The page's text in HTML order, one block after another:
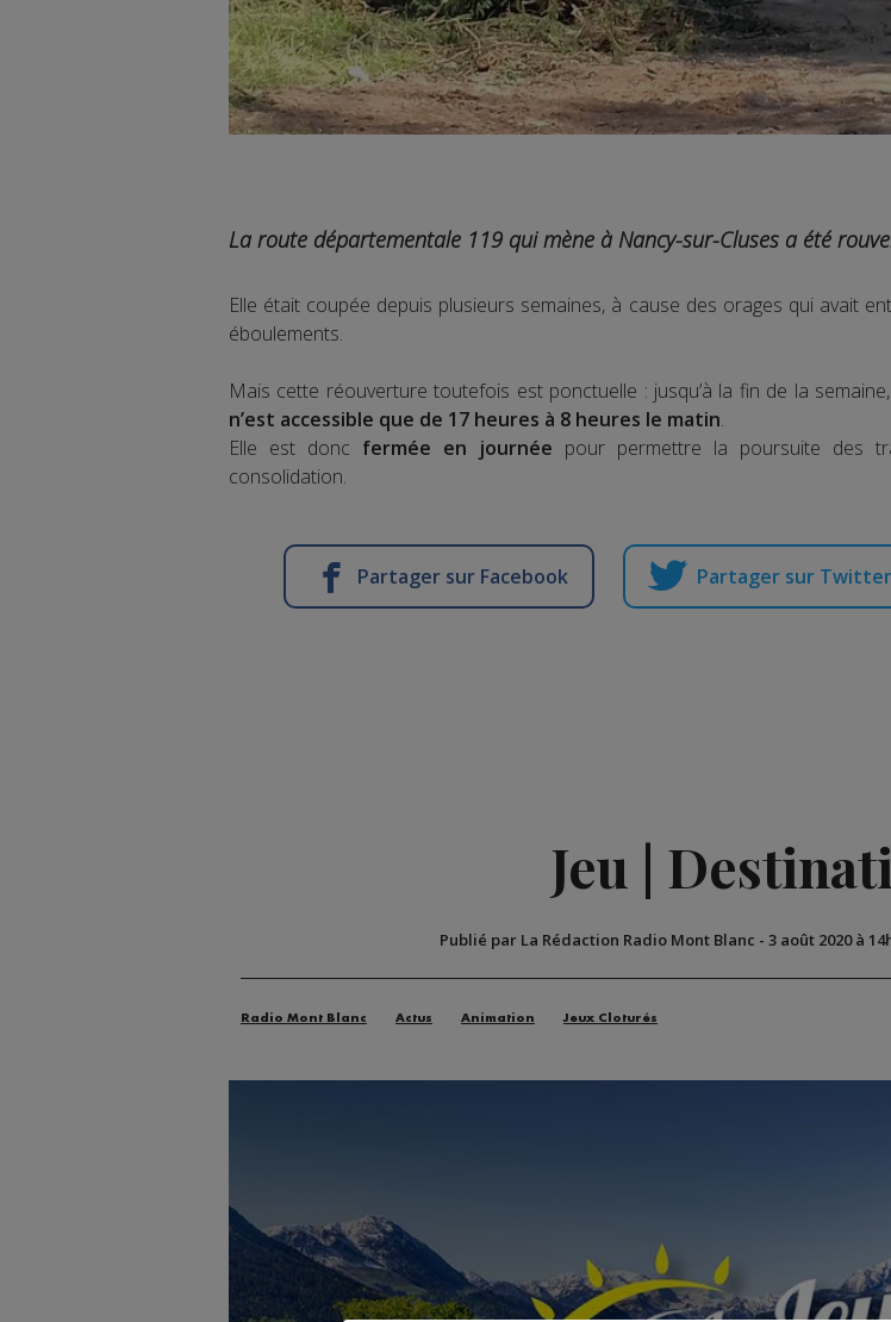
La route départementale 119 qui mène à Nancy-sur-Cluses a été
Elle était coupée depuis plusieurs semaines, à cause des orages qui avait
éboulements.
Mais cette réouverture toutefois est ponctuelle : jusqu’à la fin de la semaine,
n’est accessible que de 17 heures à 8 heures le matin.
Elle est donc fermée en journée pour permettre la poursuite des
consolidation.
Partager sur Facebook Partager sur Twitter
Jeu |
Publié par La Rédaction Radio Mont Blanc - 3 août 2020 à
Radio Mont Blanc Actus Animation Jeux Cloturés